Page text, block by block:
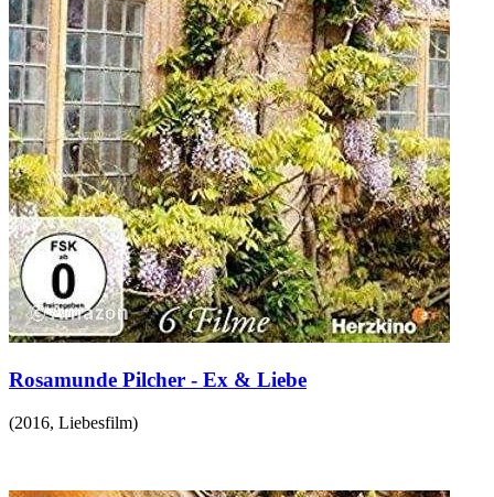
Rosamunde Pilcher - Ex & Liebe
(2016, Liebesfilm)